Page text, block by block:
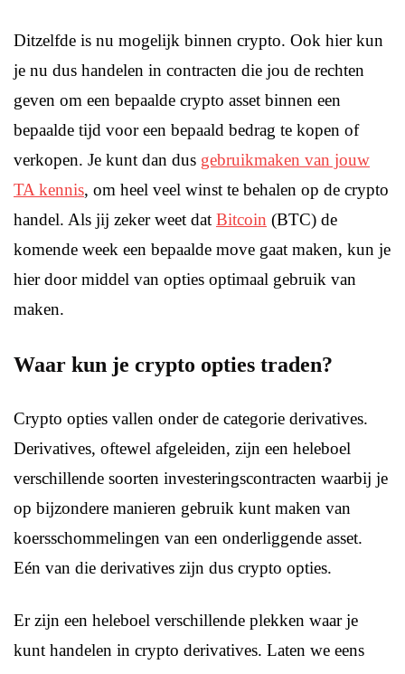
Ditzelfde is nu mogelijk binnen crypto. Ook hier kun
je nu dus handelen in contracten die jou de rechten
geven om een bepaalde crypto asset binnen een
bepaalde tijd voor een bepaald bedrag te kopen of
verkopen. Je kunt dan dus gebruikmaken van jouw
TA kennis, om heel veel winst te behalen op de crypto
handel. Als jij zeker weet dat Bitcoin (BTC) de
komende week een bepaalde move gaat maken, kun je
hier door middel van opties optimaal gebruik van
maken.
Waar kun je crypto opties traden?
Crypto opties vallen onder de categorie derivatives.
Derivatives, oftewel afgeleiden, zijn een heleboel
verschillende soorten investeringscontracten waarbij je
op bijzondere manieren gebruik kunt maken van
koersschommelingen van een onderliggende asset.
Eén van die derivatives zijn dus crypto opties.
Er zijn een heleboel verschillende plekken waar je
kunt handelen in crypto derivatives. Laten we eens